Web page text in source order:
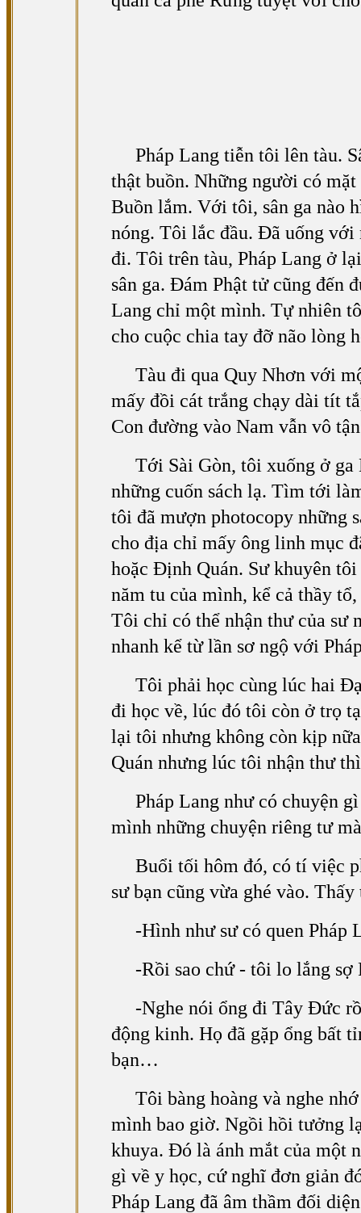
Pháp Lang tiễn tôi lên tàu.
thật buồn. Những người có
Buồn lắm. Với tôi, sân ga nào
nóng. Tôi lắc đầu. Đã uống với
đi. Tôi trên tàu, Pháp Lang ở
sân ga. Đám Phật tử cũng đến
Lang chỉ một mình. Tự nhiên
cho cuộc chia tay đỡ não lòng
Tàu đi qua Quy Nhơn với
mấy đồi cát trắng chạy dài tít
Con đường vào Nam vẫn vô
Tới Sài Gòn, tôi xuống ở
những cuốn sách lạ. Tìm tới
tôi đã mượn photocopy những
cho địa chỉ mấy ông linh mục
hoặc Định Quán. Sư khuyên
năm tu của mình, kể cả thầy
Tôi chỉ có thể nhận thư của sư
nhanh kể từ lần sơ ngộ với
Tôi phải học cùng lúc hai
đi học về, lúc đó tôi còn ở trọ
lại tôi nhưng không còn kịp
Quán nhưng lúc tôi nhận thư
Pháp Lang như có chuyện
mình những chuyện riêng tư
Buổi tối hôm đó, có tí việc
sư bạn cũng vừa ghé vào.
-Hình như sư có quen
-Rồi sao chứ - tôi lo lắng sợ
-Nghe nói ổng đi Tây Đức
động kinh. Họ đã gặp ổng bất
bạn…
Tôi bàng hoàng và nghe
mình bao giờ. Ngồi hồi tưởng
khuya. Đó là ánh mắt của một
gì về y học, cứ nghĩ đơn giản
Pháp Lang đã âm thầm đối